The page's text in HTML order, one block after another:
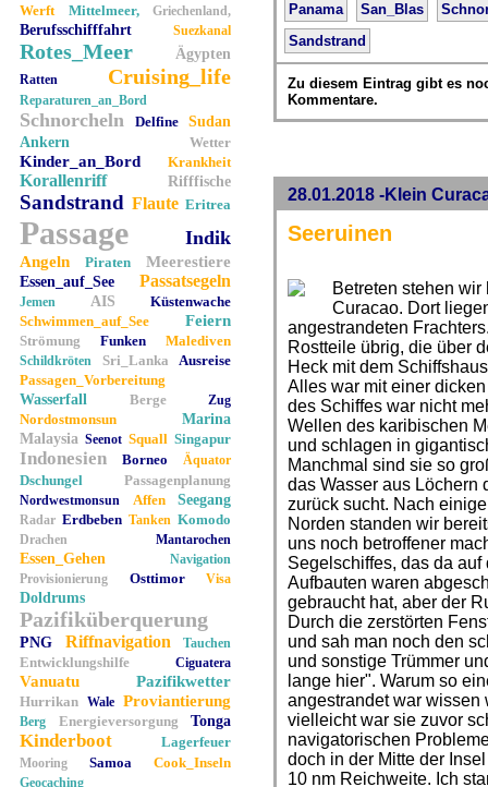
Werft
Mittelmeer, Griechenland,
Berufsschifffahrt Suezkanal
Rotes_Meer Ägypten
Ratten Cruising_life
Reparaturen_an_Bord
Schnorcheln Delfine
Sudan
Ankern
Wetter
Kinder_an_Bord Krankheit
Korallenriff Rifffische
Sandstrand Flaute Eritrea
Passage Indik
Angeln Piraten Meerestiere
Essen_auf_See Passatsegeln
Jemen AIS
Küstenwache
Schwimmen_auf_See
Feiern
Strömung Funken Malediven
Schildkröten Sri_Lanka
Ausreise
Passagen_Vorbereitung
Wasserfall
Berge Zug
Nordostmonsun
Marina
Malaysia Seenot Squall Singapur
Indonesien Borneo Äquator
Dschungel Passagenplanung
Nordwestmonsun Affen Seegang
Radar Erdbeben Tanken Komodo
Drachen Mantarochen
Essen_Gehen
Navigation
Provisionierung
Osttimor Visa
Doldrums
Pazifiküberquerung
PNG Riffnavigation Tauchen
Entwicklungshilfe Ciguatera
Vanuatu Pazifikwetter
Hurrikan Wale Proviantierung
Berg Energieversorgung Tonga
Kinderboot Lagerfeuer
Mooring Samoa Cook_Inseln
Geocaching
Panama San_Blas
Sandstrand
Zu diesem Eintrag gibt es
Kommentare.
28.01.2018 -Klein
Seeruinen
Betreten stehen
Curacao. Dort
angestrandeten
Rostteile übrig, die über
Heck mit dem
Alles war mit einer
des Schiffes war nicht
Wellen des karibischen
und schlagen in
Manchmal sind sie so
das Wasser aus Löchern
zurück sucht. Nach
Norden standen wir
uns noch betroffener
Segelschiffes, das da
Aufbauten waren
gebraucht hat, aber der
Durch die zerstörten
und sah man noch den
und sonstige Trümmer
lange hier". Warum so
angestrandet war wissen
vielleicht war sie zuvor
navigatorischen
doch in der Mitte der
10 nm Reichweite. Ich